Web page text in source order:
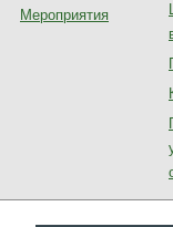
Мероприятия